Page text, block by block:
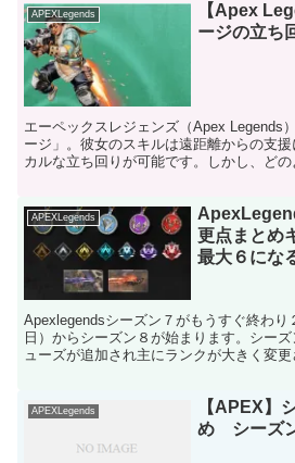
APEXLegends
【Apex
ージの立ち
エーペックスレジェンズ（Apex Legends
ージ」。彼女のスキルは遠距離からの支
カルな立ち回りが可能です。しかし、ど
APEXLegends
更点まとめ
最大６にな
Apexlegendsシーズン７がもうすぐ終わり
日）からシーズン８が始まります。シー
ューズが追加され主にランクが大きく変
APEXLegends
【APEX】
め シーズ